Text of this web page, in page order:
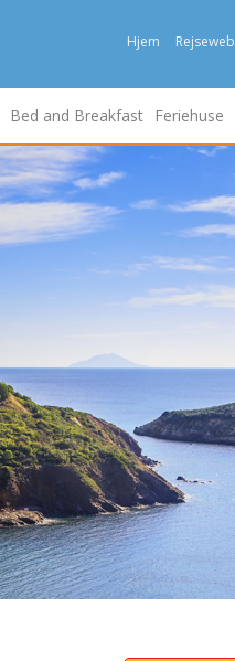
Hjem
Bed and Breakfast Feriehuse